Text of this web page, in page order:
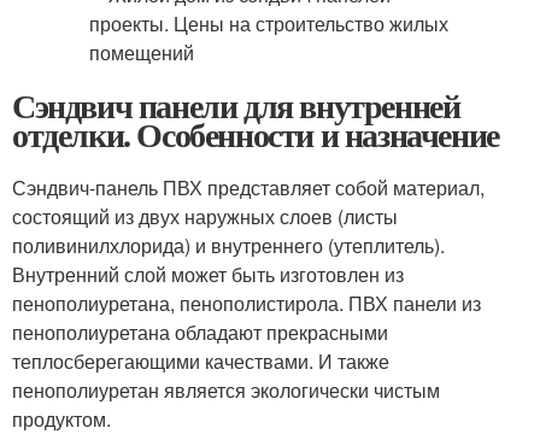
Сэндвич панели для внутренней
отделки. Особенности и назначение
Сэндвич-панель ПВХ представляет собой материал,
состоящий из двух наружных слоев (листы
поливинилхлорида) и внутреннего (утеплитель).
Внутренний слой может быть изготовлен из
пенополиуретана, пенополистирола. ПВХ панели из
пенополиуретана обладают прекрасными
теплосберегающими качествами. И также
пенополиуретан является экологически чистым
продуктом.